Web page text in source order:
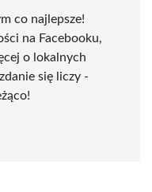
co najlepsze!
na Facebooku,
o lokalnych
się liczy -